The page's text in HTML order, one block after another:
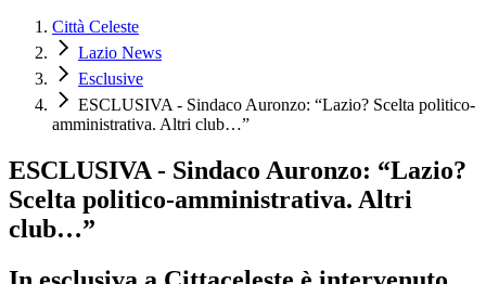
Città Celeste
Lazio News
Esclusive
ESCLUSIVA - Sindaco Auronzo: “Lazio? Scelta politico-
amministrativa. Altri club…”
ESCLUSIVA - Sindaco Auronzo: “Lazio?
Scelta politico-amministrativa. Altri
club…”